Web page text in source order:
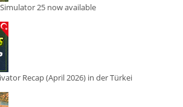
25 now available
Recap (April 2026) in der Türkei